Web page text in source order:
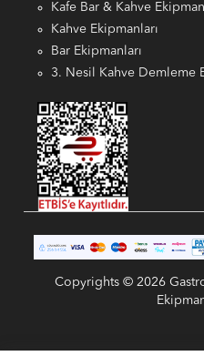
Kafe Bar & Kahve
Kahve Ekipmanları
Bar Ekipmanları
3. Nesil Kahve Demleme
Copyrights © 2026